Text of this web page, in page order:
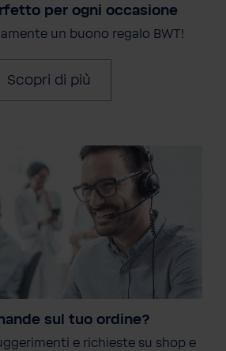
per ogni occasione
un buono regalo BWT!
Scopri di più
sul tuo ordine?
e richieste su shop e